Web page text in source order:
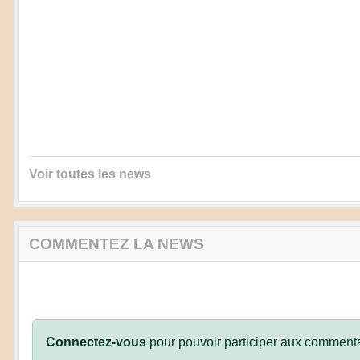
Voir toutes les news
COMMENTEZ LA NEWS
Connectez-vous pour pouvoir participer aux